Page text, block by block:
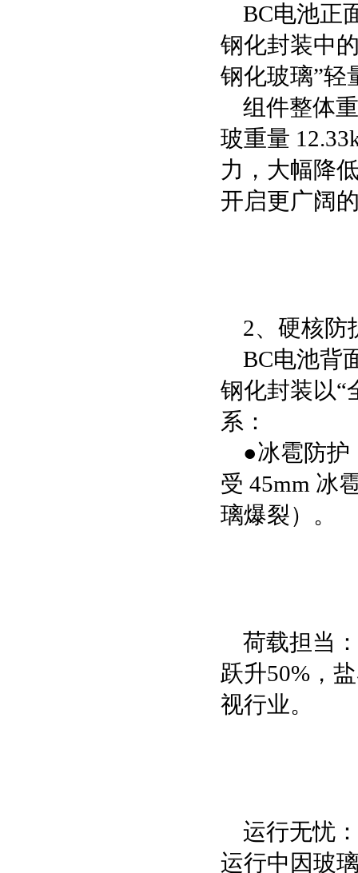
BC电池正
钢化封装中
钢化玻璃”轻
组件整体
玻重量
力，大幅降
开启更广阔
2、硬核防
BC电池背
钢化封装以“
系：
●冰雹防护
受 45mm 冰
璃爆裂）。
荷载担当
跃升50%，
视行业。
运行无忧
运行中因玻